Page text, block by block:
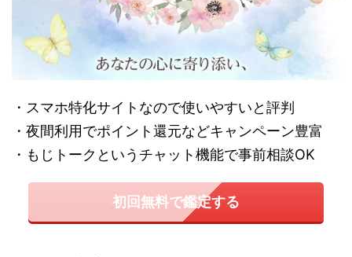
・スマホ特化サイトなので使いやすいと評判
・夜間利用でポイント還元などキャンペーン豊富
・もじトークというチャット機能で事前相談OK
初回無料で鑑定する